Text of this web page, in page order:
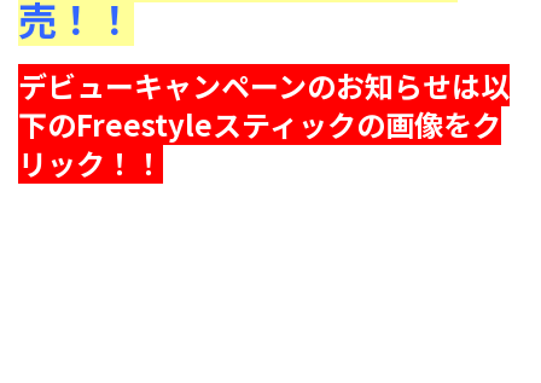
売！！
デビューキャンペーンのお知らせは以
下のFreestyleスティックの画像をク
リック！！